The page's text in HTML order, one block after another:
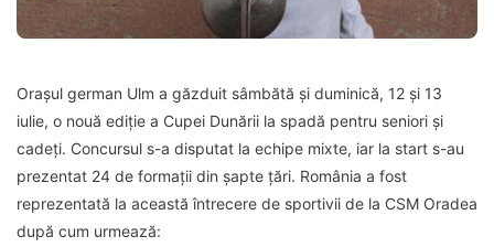
Orașul german Ulm a găzduit sâmbătă și duminică, 12 și 13
iulie, o nouă ediție a Cupei Dunării la spadă pentru seniori și
cadeți. Concursul s-a disputat la echipe mixte, iar la start s-au
prezentat 24 de formații din șapte țări. România a fost
reprezentată la această întrecere de sportivii de la CSM Oradea
după cum urmează: